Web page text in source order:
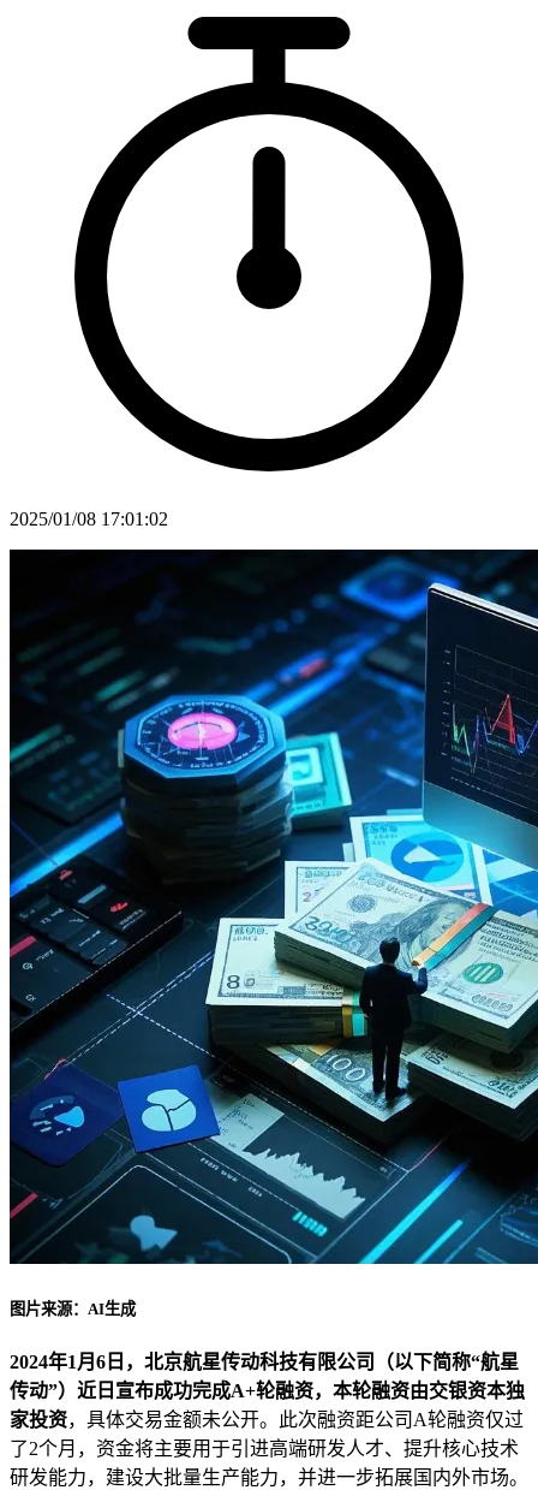
2025/01/08 17:01:02
图片来源：AI生成
2024年1月6日， 北京航星传动科技有限公司（以下简称“航星
传动”）近日宣布成功完成A+轮融资，本轮融资由交银资本独
家投资，具体交易金额未公开。此次融资距公司A轮融资仅过
了2个月，资金将主要用于引进高端研发人才、提升核心技术
研发能力，建设大批量生产能力，并进一步拓展国内外市场。